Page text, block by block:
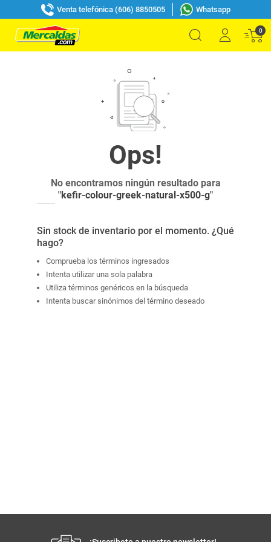
Venta telefónica (606) 8850505 Whatsapp
0
No encontramos ningún resultado para
"kefir-colour-greek-natural-x500-g"
Sin stock de inventario por el momento. ¿Qué
hago?
Comprueba los términos ingresados
Intenta utilizar una sola palabra
Utiliza términos genéricos en la búsqueda
Intenta buscar sinónimos del término deseado